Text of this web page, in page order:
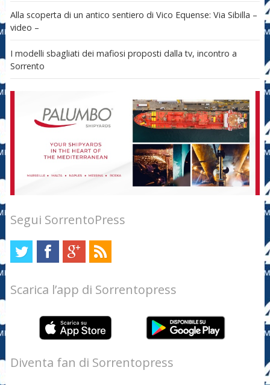
Alla scoperta di un antico sentiero di Vico Equense: Via Sibilla –
video –
I modelli sbagliati dei mafiosi proposti dalla tv, incontro a
Sorrento
Segui SorrentoPress
Scarica l’app di Sorrentopress
Diventa fan di Sorrentopress